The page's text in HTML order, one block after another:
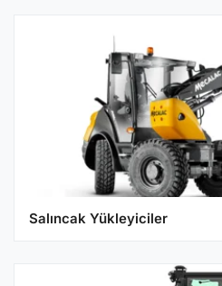
Salıncak Yükleyiciler